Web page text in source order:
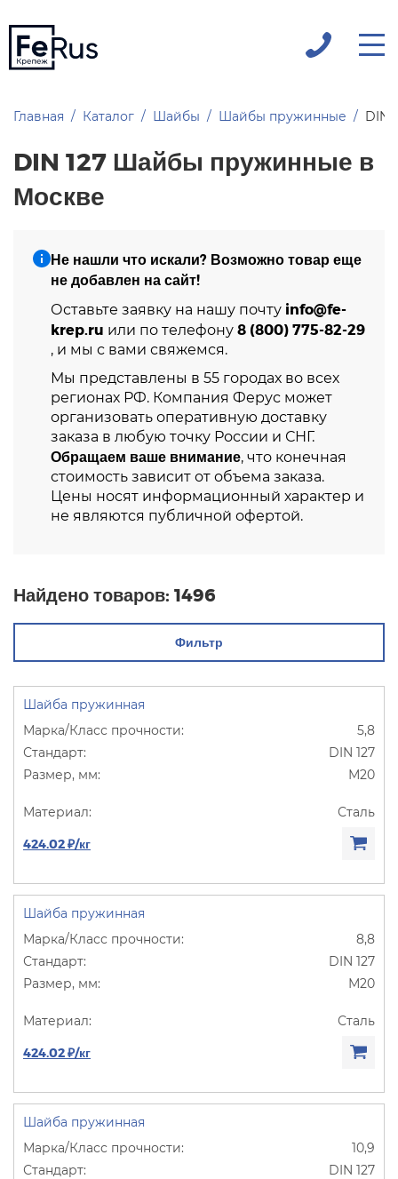
Главная Каталог Шайбы Шайбы пружинные DIN
DIN 127 Шайбы пружинные в
Москве
Не нашли что искали? Возможно товар еще
не добавлен на сайт!
Оставьте заявку на нашу почту info@fe-
krep.ru или по телефону 8 (800) 775-82-29
, и мы с вами свяжемся.
Мы представлены в 55 городах во всех
регионах РФ. Компания Ферус может
организовать оперативную доставку
заказа в любую точку России и СНГ.
Обращаем ваше внимание, что конечная
стоимость зависит от объема заказа.
Цены носят информационный характер и
не являются публичной офертой.
Найдено товаров: 1496
Фильтр
Шайба пружинная
5,8
DIN 127
М20
Сталь
424.02 ₽/кг
Шайба пружинная
8,8
DIN 127
М20
Сталь
424.02 ₽/кг
Шайба пружинная
10,9
DIN 127